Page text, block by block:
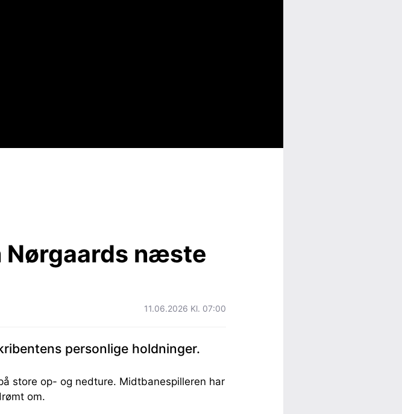
Nørgaards næste
11.06.2026 Kl. 07:00
personlige holdninger.
store op- og nedture. Midtbanespilleren har
om.